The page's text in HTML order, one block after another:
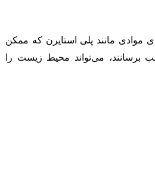
موادی مانند پلی استایرن که ممکن
می‌تواند محیط زیست را